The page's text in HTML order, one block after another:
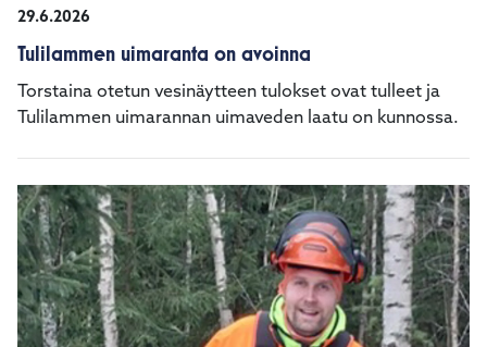
29.6.2026
Tulilammen uimaranta on avoinna
Torstaina otetun vesinäytteen tulokset ovat tulleet ja
Tulilammen uimarannan uimaveden laatu on kunnossa.